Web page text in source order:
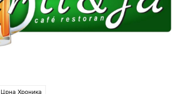
Црна Хроника